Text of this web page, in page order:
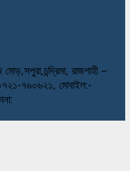
রাজশাহী –
৭৬০৬২১, মোবাইল:-